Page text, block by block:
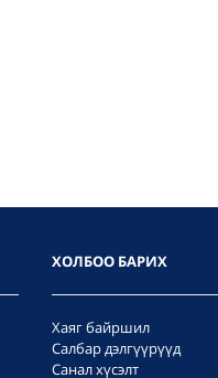
ХОЛБОО БАРИХ
Хаяг байршил
Салбар дэлгүүрүүд
Санал хүсэлт